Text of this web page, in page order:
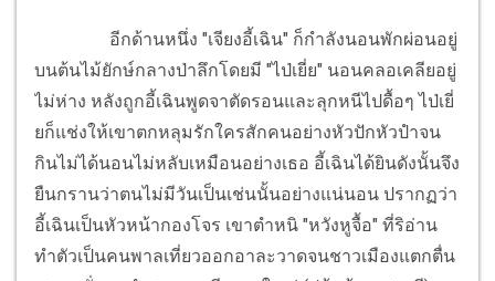
อีกด้านหนึ่ง "เจียงอี้เฉิน" ก็กำลังนอนพักผ่อนอยู่
บนต้นไม้ยักษ์กลางป่าลึกโดยมี "ไป่เยี่ย" นอนคลอเคลียอยู่
ไม่ห่าง หลังถูกอี้เฉินพูดจาตัดรอนและลุกหนีไปดื้อๆ ไป่เยี่
ยก็แช่งให้เขาตกหลุมรักใครสักคนอย่างหัวปักหัวปำจน
กินไม่ได้นอนไม่หลับเหมือนอย่างเธอ อี้เฉินได้ยินดังนั้นจึง
ยืนกรานว่าตนไม่มีวันเป็นเช่นนั้นอย่างแน่นอน ปรากฏว่า
อี้เฉินเป็นหัวหน้ากองโจร เขาตำหนิ "หวังหูจื้อ" ที่ริอ่าน
ทำตัวเป็นคนพาลเที่ยวออกอาละวาดจนชาวเมืองแตกตื่น